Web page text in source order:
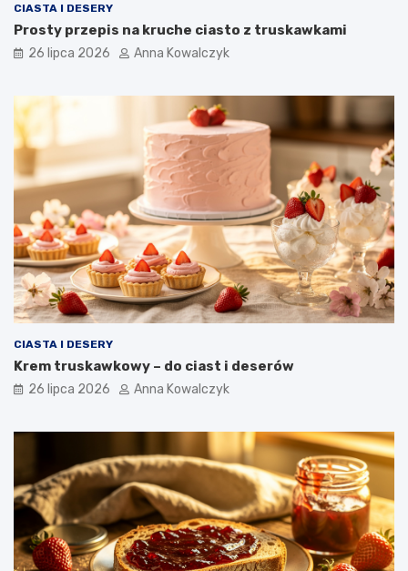
CIASTA I DESERY
Prosty przepis na kruche ciasto z truskawkami
26 lipca 2026 Anna Kowalczyk
CIASTA I DESERY
Krem truskawkowy – do ciast i deserów
26 lipca 2026 Anna Kowalczyk